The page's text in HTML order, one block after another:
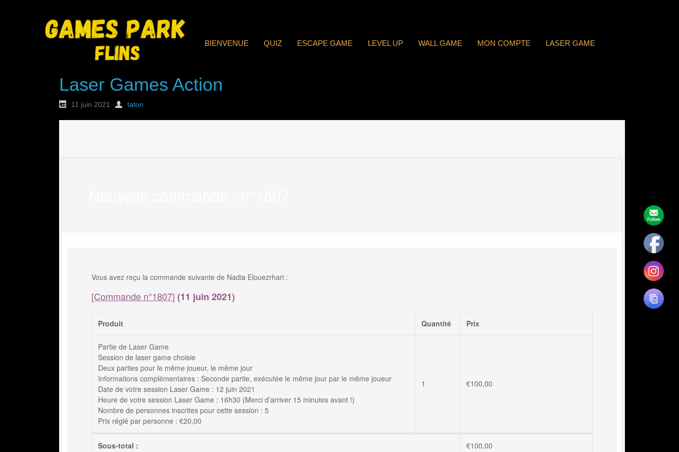
BIENVENUE QUIZ ESCAPE GAME LEVEL UP WALL GAME MON COMPTE LASER GAME
Laser Games Action
11 juin 2021 taton
Vous avez reçu la commande suivante de Nadia Elouezrhari :
[Commande n°1807] (11 juin 2021)
Produit Quantité Prix
Partie de Laser Game
Session de laser game choisie
Deux parties pour le même joueur, le même jour
Informations complémentaires : Seconde partie, exécutée le même jour par le même joueur
Date de votre session Laser Game : 12 juin 2021
Heure de votre session Laser Game : 16h30 (Merci d’arriver 15 minutes avant !)
Nombre de personnes inscrites pour cette session : 5
Prix réglé par personne : €20,00
1 €100,00
Sous-total : €100,00